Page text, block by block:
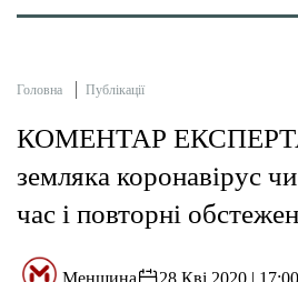
Головна Публікації
КОМЕНТАР
земляка коронавірус
час і повторні
Менщина 28 Кві 2020 | 17:00